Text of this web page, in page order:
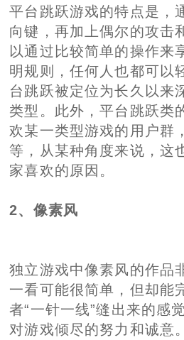
平台跳跃游戏的特点是，
向键，再加上偶尔的攻击
以通过比较简单的操作来
明规则，任何人也都可以
台跳跃被定位为长久以来
类型。此外，平台跳跃类
欢某一类型游戏的用户群
等，从某种角度来说，这
家喜欢的原因。
2、像素风
独立游戏中像素风的作品
一看可能很简单，但却能
者“一针一线”缝出来的感
对游戏倾尽的努力和诚意